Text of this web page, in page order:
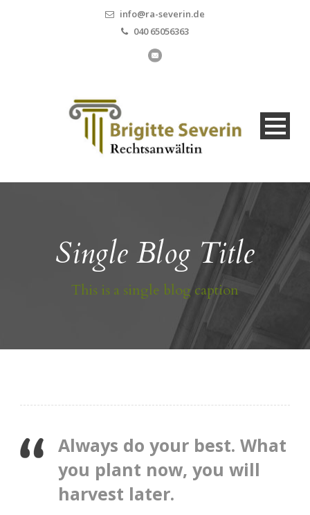
info@ra-severin.de
040 65056363
Single Blog Title
This is a single blog caption
Always do your best. What
you plant now, you will
harvest later.